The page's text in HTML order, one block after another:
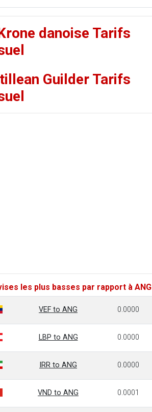
danoise Tarifs
Guilder Tarifs
les plus basses par rapport à ANG
VEF to ANG 0.0000
LBP to ANG 0.0000
IRR to ANG 0.0000
VND to ANG 0.0001